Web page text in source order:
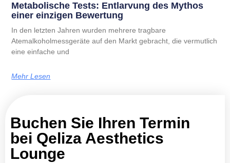
Metabolische Tests: Entlarvung des Mythos
einer einzigen Bewertung
In den letzten Jahren wurden mehrere tragbare
Atemalkoholmessgeräte auf den Markt gebracht, die vermutlich
eine einfache und
Mehr Lesen
Buchen Sie Ihren Termin
bei Qeliza Aesthetics
Lounge